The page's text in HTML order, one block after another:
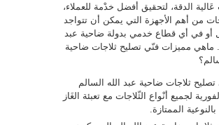
الدقة، لتحقيق أفضل خدْمة للعملاء،
من أهم الأجهزة التي يمكن أن تتواجد
أو في أي قطاع خدمي بدولة ضاحية عبد
ماهي مميزات فنّي تصليح ثلاجات ضاحية
تصليح ثلاجات ضاحية عبد الله السالم
لجميع أنْواع الثّلاجات مع تعبئة الغَاز
الممتازة.